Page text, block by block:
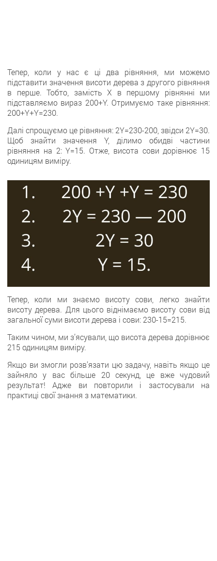
Тепер, коли у нас є ці два рівняння, ми можемо
підставити значення висоти дерева з другого рівняння
в перше. Тобто, замість X в першому рівнянні ми
підставляємо вираз 200+Y. Отримуємо таке рівняння:
200+Y+Y=230.
Далі спрощуємо це рівняння: 2Y=230-200, звідси 2Y=30.
Щоб знайти значення Y, ділимо обидві частини
рівняння на 2: Y=15. Отже, висота сови дорівнює 15
одиницям виміру.
Тепер, коли ми знаємо висоту сови, легко знайти
висоту дерева. Для цього віднімаємо висоту сови від
загальної суми висоти дерева і сови: 230-15=215.
Таким чином, ми з’ясували, що висота дерева дорівнює
215 одиницям виміру.
Якщо ви змогли розв’язати цю задачу, навіть якщо це
зайняло у вас більше 20 секунд, це вже чудовий
результат! Адже ви повторили і застосували на
практиці свої знання з математики.